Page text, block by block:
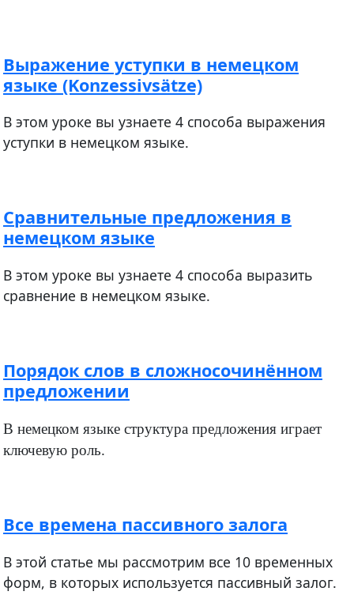
Выражение уступки в немецком
языке (Konzessivsätze)
В этом уроке вы узнаете 4 способа выражения
уступки в немецком языке.
Сравнительные предложения в
немецком языке
В этом уроке вы узнаете 4 способа выразить
сравнение в немецком языке.
Порядок слов в сложносочинённом
предложении
В немецком языке структура предложения играет
ключевую роль.
Все времена пассивного залога
В этой статье мы рассмотрим все 10 временных
форм, в которых используется пассивный залог.